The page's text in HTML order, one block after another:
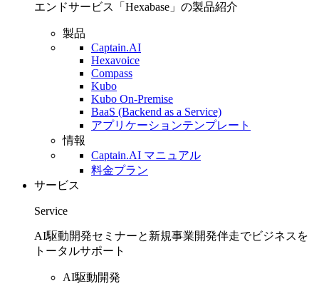
エンドサービス「Hexabase」の製品紹介
製品
Captain.AI
Hexavoice
Compass
Kubo
Kubo On-Premise
BaaS (Backend as a Service)
アプリケーションテンプレート
情報
Captain.AI マニュアル
料金プラン
サービス
Service
AI駆動開発セミナーと新規事業開発伴走でビジネスを
トータルサポート
AI駆動開発